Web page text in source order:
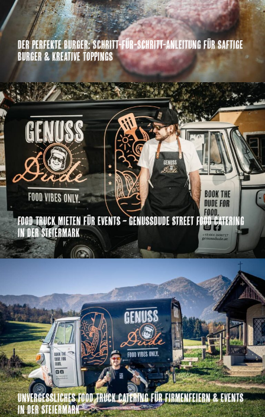
Der perfekte Burger: Schritt-für-Schritt-Anleitung für saftige
Burger & kreative Toppings
Food Truck mieten für Events – GenussDude Street Food Catering
in der Steiermark
Unvergessliches Food Truck Catering für Firmenfeiern & Events
in der Steiermark